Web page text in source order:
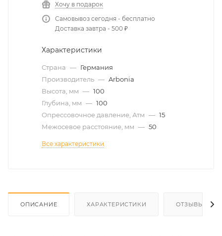
Хочу в подарок
Самовывоз сегодня - бесплатно
Доставка завтра - 500 ₽
Характеристики
Страна — Германия
Производитель — Arbonia
Высота, мм — 100
Глубина, мм — 100
Опрессовочное давление, Атм — 15
Межосевое расстояние, мм — 50
Все характеристики
ОПИСАНИЕ ХАРАКТЕРИСТИКИ ОТЗЫВЫ